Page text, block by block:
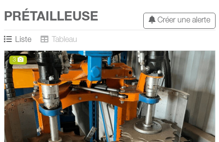
Créer une alerte
PRÉTAILLEUSE
Liste Tableau
3